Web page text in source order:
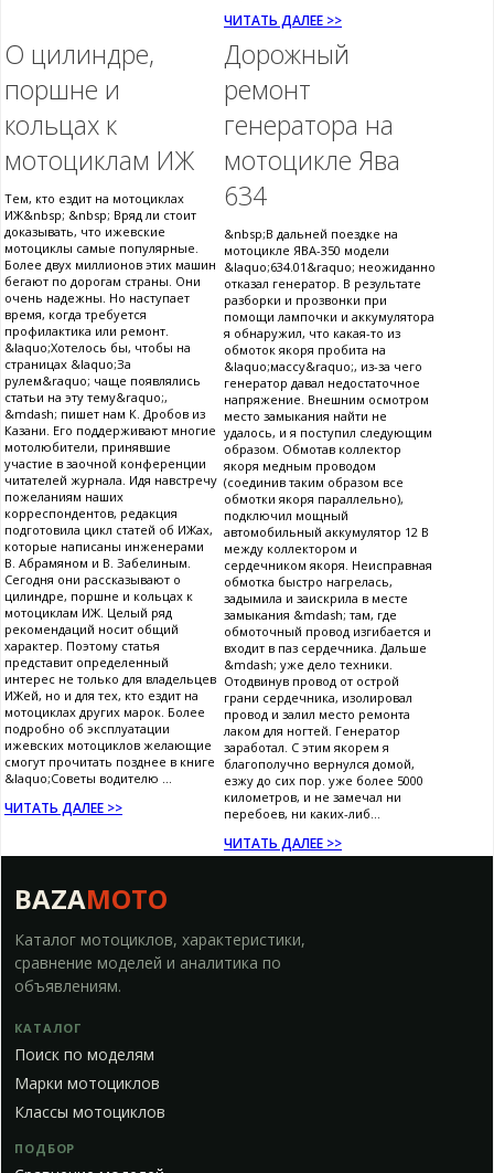
ЧИТАТЬ ДАЛЕЕ >>
О цилиндре,
поршне и
кольцах к
мотоциклам ИЖ
Тем, кто ездит на мотоциклах
ИЖ&nbsp; &nbsp; Вряд ли стоит
доказывать, что ижевские
мотоциклы самые популярные.
Более двух миллионов этих машин
бегают по дорогам страны. Они
очень надежны. Но наступает
время, когда требуется
профилактика или ремонт.
&laquo;Хотелось бы, чтобы на
страницах &laquo;За
рулем&raquo; чаще появлялись
статьи на эту тему&raquo;,
&mdash; пишет нам К. Дробов из
Казани. Его поддерживают многие
мотолюбители, принявшие
участие в заочной конференции
читателей журнала. Идя навстречу
пожеланиям наших
корреспондентов, редакция
подготовила цикл статей об ИЖах,
которые написаны инженерами
В. Абрамяном и В. Забелиным.
Сегодня они рассказывают о
цилиндре, поршне и кольцах к
мотоциклам ИЖ. Целый ряд
рекомендаций носит общий
характер. Поэтому статья
представит определенный
интерес не только для владельцев
ИЖей, но и для тех, кто ездит на
мотоциклах других марок. Более
подробно об эксплуатации
ижевских мотоциклов желающие
смогут прочитать позднее в книге
&laquo;Советы водителю ...
ЧИТАТЬ ДАЛЕЕ >>
Дорожный
ремонт
генератора на
мотоцикле Ява
634
&nbsp;В дальней поездке на
мотоцикле ЯВА-350 модели
&laquo;634.01&raquo; неожиданно
отказал генератор. В результате
разборки и прозвонки при
помощи лампочки и аккумулятора
я обнаружил, что какая-то из
обмоток якоря пробита на
&laquo;массу&raquo;, из-за чего
генератор давал недостаточное
напряжение. Внешним осмотром
место замыкания найти не
удалось, и я поступил следующим
образом. Обмотав коллектор
якоря медным проводом
(соединив таким образом все
обмотки якоря параллельно),
подключил мощный
автомобильный аккумулятор 12 В
между коллектором и
сердечником якоря. Неисправная
обмотка быстро нагрелась,
задымила и заискрила в месте
замыкания &mdash; там, где
обмоточный провод изгибается и
входит в паз сердечника. Дальше
&mdash; уже дело техники.
Отодвинув провод от острой
грани сердечника, изолировал
провод и залил место ремонта
лаком для ногтей. Генератор
заработал. С этим якорем я
благополучно вернулся домой,
езжу до сих пор. уже более 5000
километров, и не замечал ни
перебоев, ни каких-либ...
ЧИТАТЬ ДАЛЕЕ >>
BAZAMOTO
Каталог мотоциклов, характеристики,
сравнение моделей и аналитика по
объявлениям.
КАТАЛОГ
Поиск по моделям
Марки мотоциклов
Классы мотоциклов
ПОДБОР